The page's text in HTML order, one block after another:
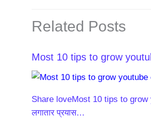
Related Posts
Most 10 tips to grow
Share loveMost 10 tips to grow
लगातार प्रयास…